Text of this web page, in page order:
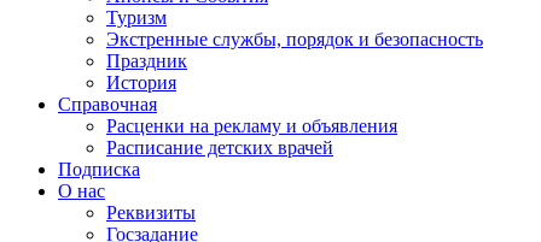
Туризм
Экстренные службы, порядок и безопасность
Праздник
История
Справочная
Расценки на рекламу и объявления
Расписание детских врачей
Подписка
О нас
Реквизиты
Госзадание